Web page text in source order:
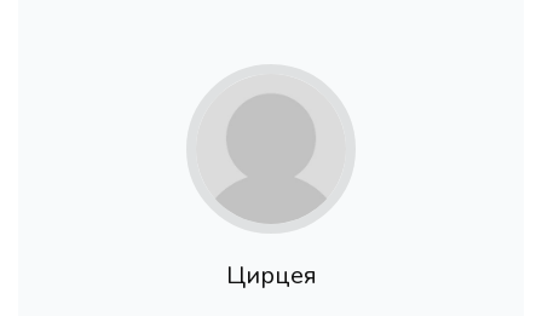
Цирцея